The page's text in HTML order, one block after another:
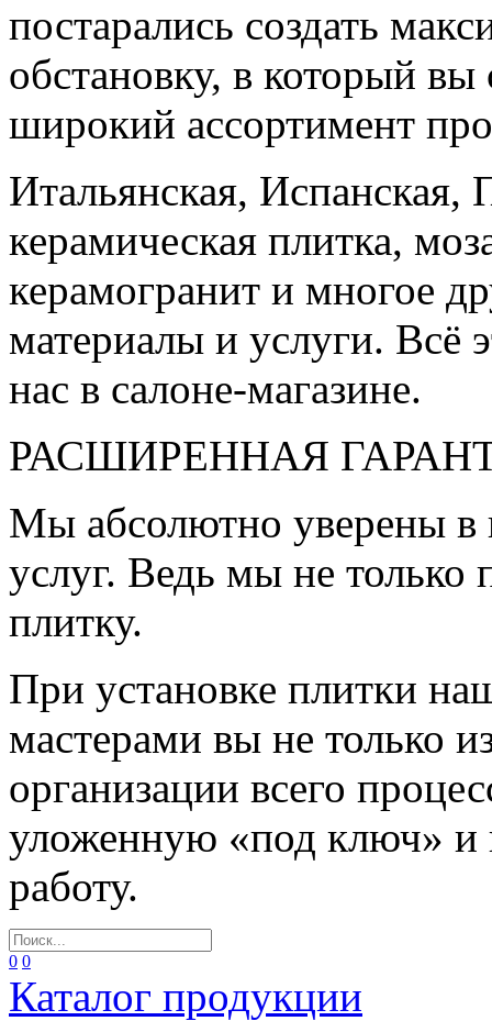
постарались создать
обстановку, в который
широкий ассортимент
Итальянская, Испанская,
керамическая плитка,
керамогранит и многое
материалы и услуги. Всё
нас в салоне-магазине.
РАСШИРЕННАЯ
Мы абсолютно уверены в
услуг. Ведь мы не
плитку.
При установке плитки
мастерами вы не только
организации всего
уложенную «под ключ» и
работу.
0 0
Каталог продукции